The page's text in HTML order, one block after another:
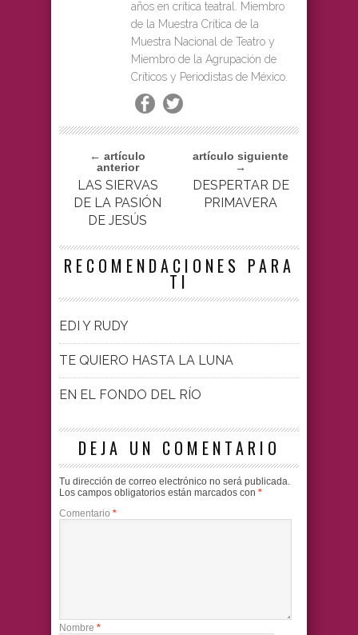
años en crítica teatral. Miembro
de la Muestra Crítica de la
Muestra Nacional de Teatro y
Miembro de la Agrupación de
Críticos y Periodistas de México.
← artículo
anterior
LAS SIERVAS
DE LA PASIÓN
DE JESÚS
artículo siguiente
→
DESPERTAR DE
PRIMAVERA
RECOMENDACIONES PARA
TI
EDI Y RUDY
TE QUIERO HASTA LA LUNA
EN EL FONDO DEL RÍO
DEJA UN COMENTARIO
Tu dirección de correo electrónico no será publicada.
Los campos obligatorios están marcados con *
Comentario *
Nombre *